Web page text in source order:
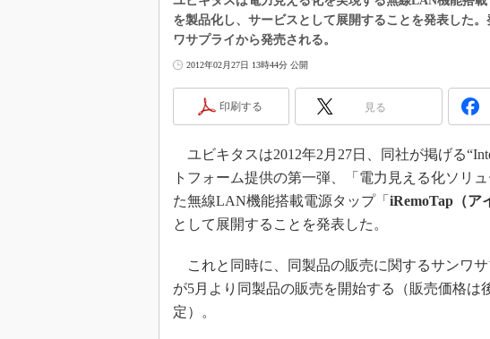
を製品化し、サービスとして展開することを発表した
ワサプライから発売される。
2012年02月27日 13時44分 公開
印刷する 見る
ユビキタスは2012年2月27日、同社が掲げる
トフォーム提供の第一弾、「電力見える化ソリ
た無線LAN機能搭載電源タップ「 iRemoTap（ア
として展開することを発表した。
これと同時に、同製品の販売に関するサンワ
が5月より同製品の販売を開始する（販売価格は
定）。